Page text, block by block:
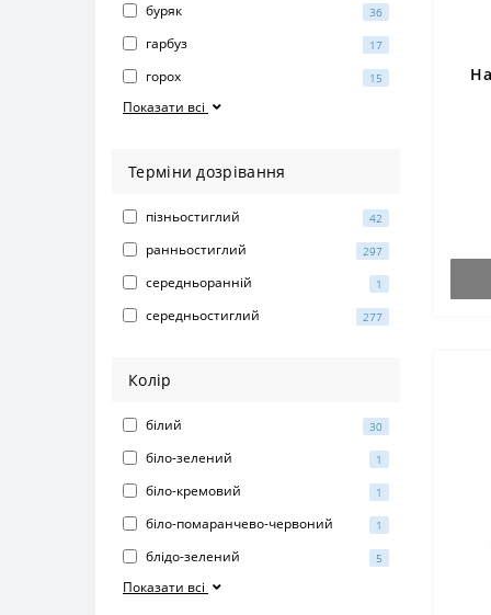
буряк 36
гарбуз 17
горох 15
Показати всі
Терміни дозрівання
пізньостиглий 42
ранньостиглий 297
середньоранній 1
середньостиглий 277
Колір
білий 30
біло-зелений 1
біло-кремовий 1
біло-помаранчево-червоний 1
блідо-зелений 5
Показати всі